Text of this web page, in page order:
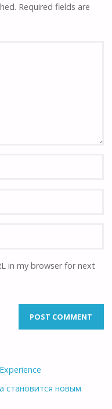
Required fields are
in my browser for next
становится новым